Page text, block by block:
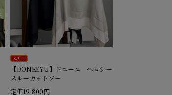
【DONEEYU】ドニーユ ヘムシー
スルーカットソー
定価19,800円